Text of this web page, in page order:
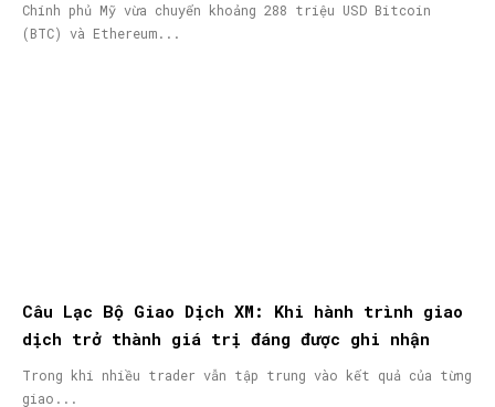
Chính phủ Mỹ vừa chuyển khoảng 288 triệu USD Bitcoin
(BTC) và Ethereum...
Câu Lạc Bộ Giao Dịch XM: Khi hành trình giao
dịch trở thành giá trị đáng được ghi nhận
Trong khi nhiều trader vẫn tập trung vào kết quả của từng
giao...